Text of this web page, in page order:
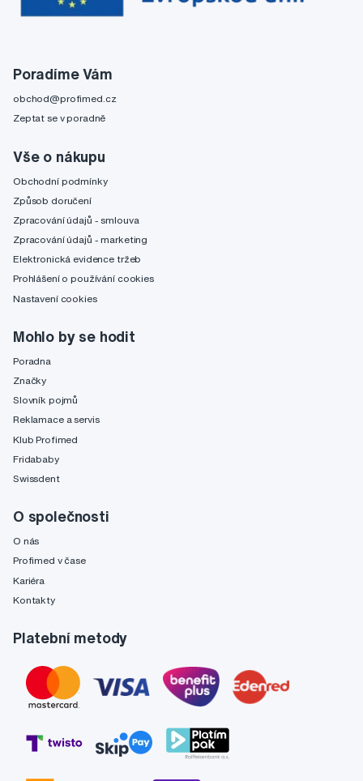
Poradíme Vám
obchod@profimed.cz
Zeptat se v poradně
Vše o nákupu
Obchodní podmínky
Způsob doručení
Zpracování údajů - smlouva
Zpracování údajů - marketing
Elektronická evidence tržeb
Prohlášení o používání cookies
Nastavení cookies
Mohlo by se hodit
Poradna
Značky
Slovník pojmů
Reklamace a servis
Klub Profimed
Fridababy
Swissdent
O společnosti
O nás
Profimed v čase
Kariéra
Kontakty
Platební metody